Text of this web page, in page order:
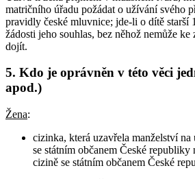
matričního úřadu požádat o užívání svého
pravidly české mluvnice; jde-li o dítě starší
žádosti jeho souhlas, bez něhož nemůže
dojít.
5. Kdo je oprávněn v této věci
apod.)
Žena:
cizinka, která uzavřela manželství
se státním občanem České republiky
cizině se státním občanem České